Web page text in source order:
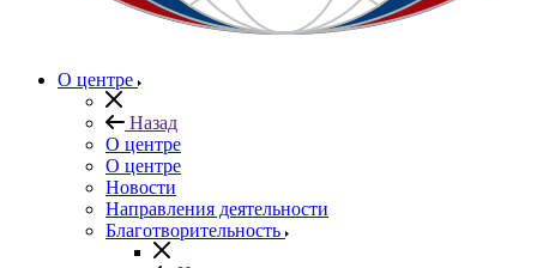
О центре
Назад
О центре
О центре
Новости
Направления деятельности
Благотворительность